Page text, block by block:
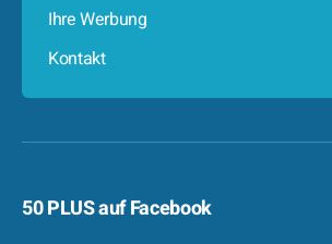
Ihre Werbung
Kontakt
50 PLUS auf Facebook